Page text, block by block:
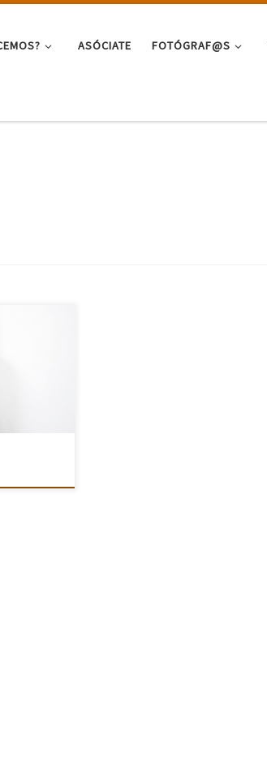
ASÓCIATE FOTÓGRAF@S
están
como
y
recuerdos